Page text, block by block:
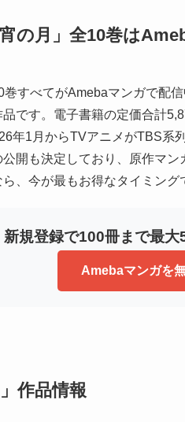
の月」全10巻は
巻すべてがAmebaマンガで配
です。電子書籍の定価合計
年1月からTVアニメがTBS系
開も決定しており、原作マ
、今が最もお得なタイミング
新規登録で100冊まで最
Amebaマンガを
作品情報